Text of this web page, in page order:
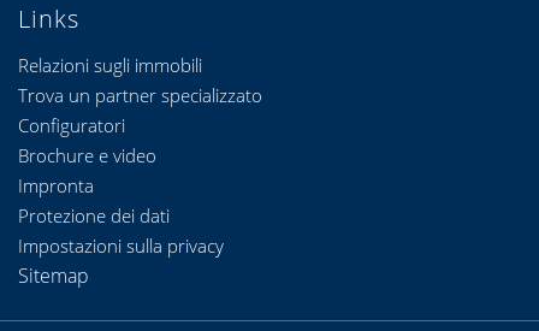
Links
Relazioni sugli immobili
Trova un partner specializzato
Configuratori
Brochure e video
Impronta
Protezione dei dati
Impostazioni sulla privacy
Sitemap